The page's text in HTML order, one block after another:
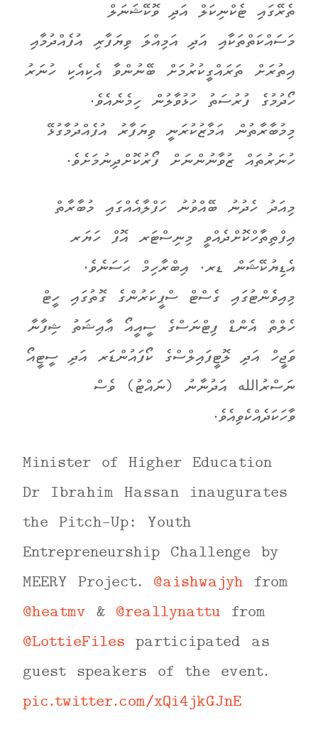
ތެރޭގައި ޓެކްނިކަލް އަދި ވޮކޭޝަނަލް
މަސައްކަތްތަކާއި އަދި އަމިއްލަ ވިޔަފާރި އުފެއްދުމާއި
އިތުރަށް ތަރައްގީކުރުމަށް ބޭނުންވާ އެކިއެކި ހުނަރު
ހޯދުމުގެ ފުރުސަތު ހުޅުވާލުން ހިމެނެއެވެ.
މިމުބާރާތުން އަމާޒުކުރަނީ ވިޔަފާރު އުފެއްދުމާގުޅޭ
ހުނަރުތައް ޒުވާނުންނަށް ފޯރުކޮށްދިނުމަށެވެ.
މިއަދު ހެދުނު ބޭއްވުނު ހަފްލާއެއްގައި މުބާރާތް
އިފްތިތާހްކޮށްދެއްވީ މިނިސްޓަރ އޮފް ހަޔަރ
އެޑިޔުކޭޝަން ޑރ. އިބްރާހިމް ޙަސަނެވެ.
މިއިވެންޓުގައި ގެސްޓް ސްޕީކަރުންގެ ގޮތުގައި ހީޓް
ހެލްތް އެންޑް ފިޓްނަސްގެ ސީއީއޯ ޢާއިޝަތު ޝިފާނާ
ވަޖީހް އަދި ލޮޓީފައިލްސްގެ ކޯފައުންޑަރ އަދި ސީޓީއޯ
ނަސްރުالله އަދުނާނު (ނައްޓު) ވެސް
ވާހަކަދެއްކެވިއެވެ.
Minister of Higher Education
Dr Ibrahim Hassan inaugurates
the Pitch-Up: Youth
Entrepreneurship Challenge by
MEERY Project. @aishwajyh from
@heatmv & @reallynattu from
@LottieFiles participated as
guest speakers of the event.
pic.twitter.com/xQi4jkGJnE